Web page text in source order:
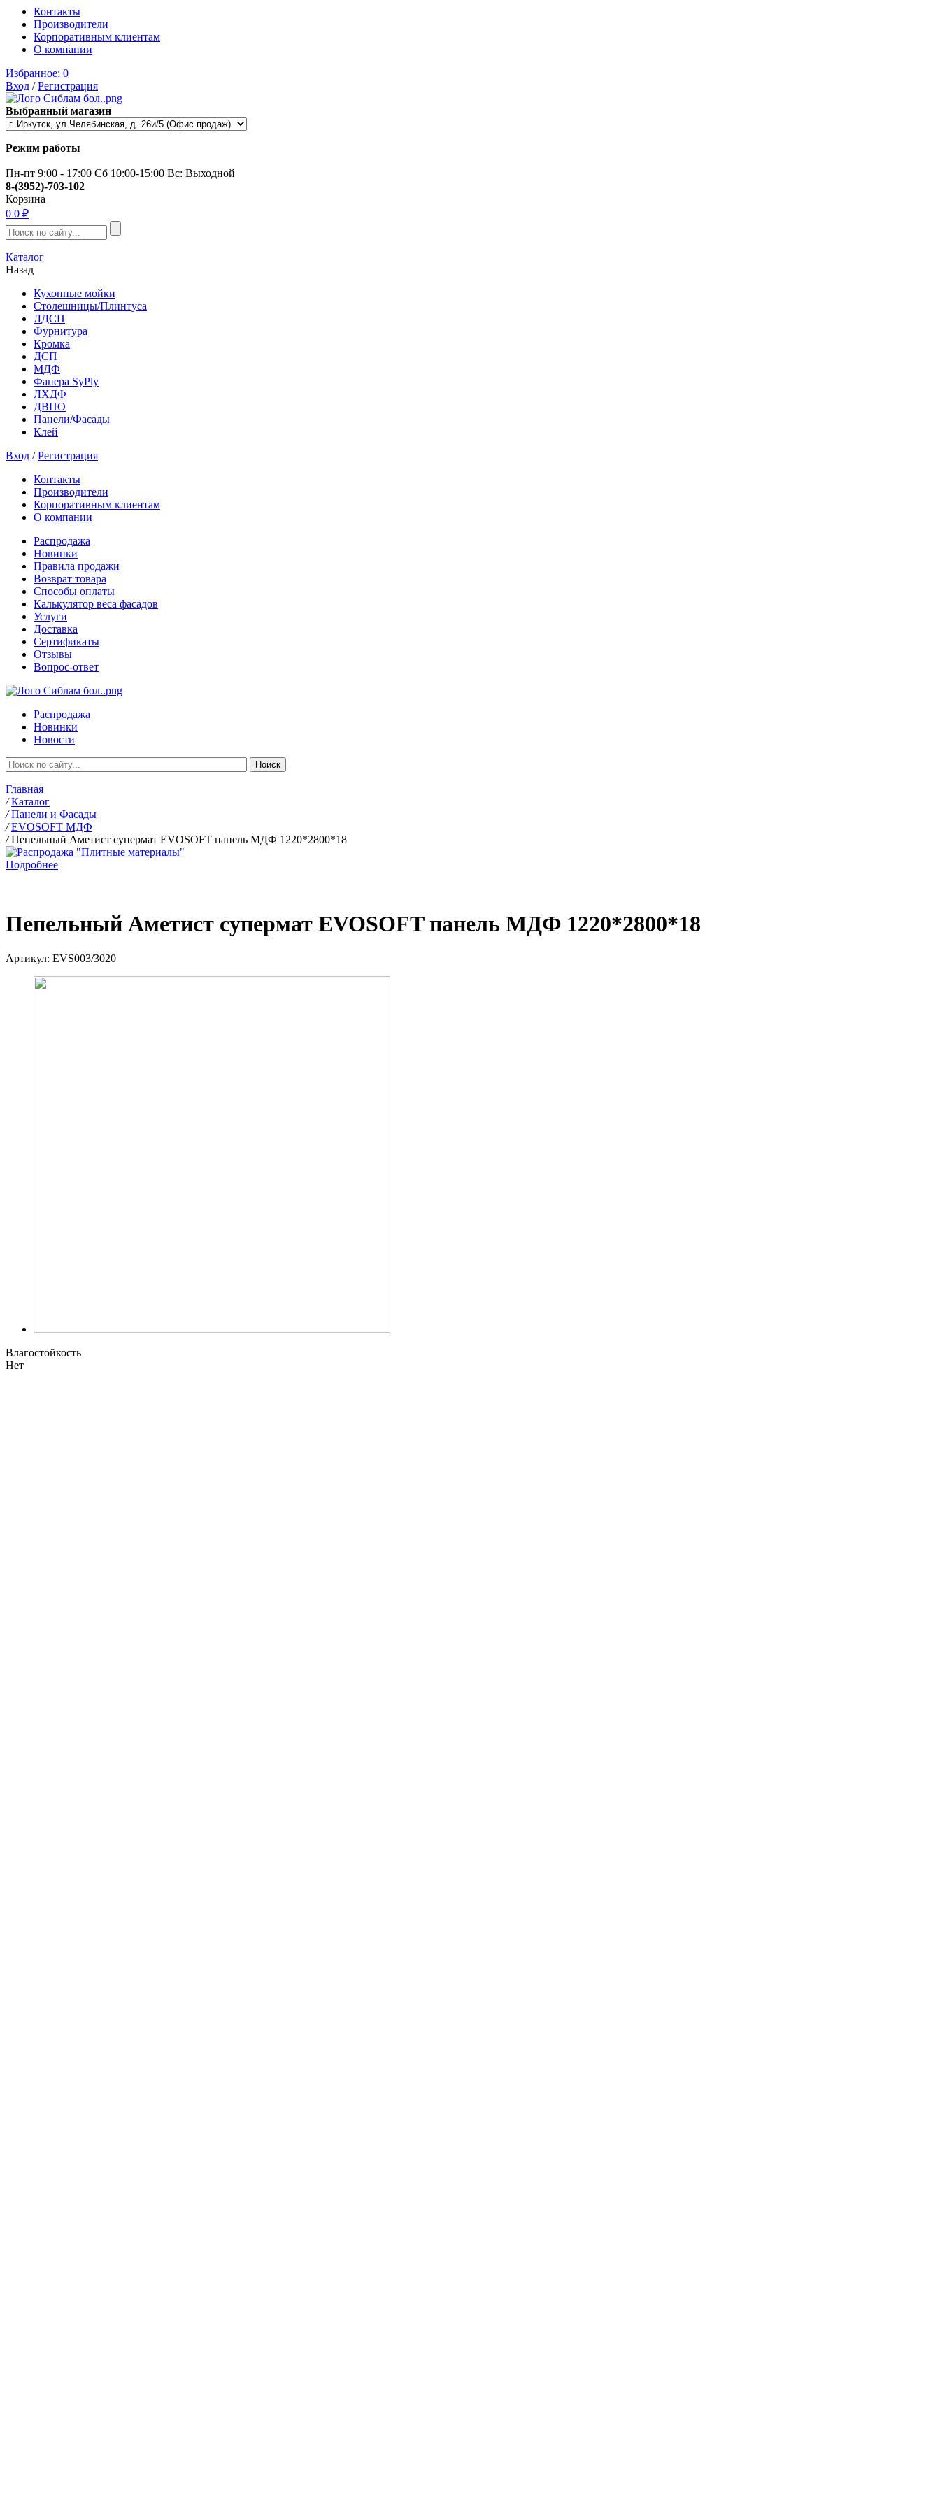
Контакты
Производители
Корпоративным клиентам
О компании
Избранное: 0
Вход /Регистрация
Выбранный магазин
Режим работы
Пн-пт 9:00 - 17:00 Сб 10:00-15:00 Вс: Выходной
8-(3952)-703-102
Корзина
0 0 ₽
Каталог
Назад
Кухонные мойки
Столешницы/Плинтуса
ЛДСП
Фурнитура
Кромка
ДСП
МДФ
Фанера SyPly
ЛХДФ
ДВПО
Панели/Фасады
Клей
Вход /Регистрация
Контакты
Производители
Корпоративным клиентам
О компании
Распродажа
Новинки
Правила продажи
Возврат товара
Способы оплаты
Калькулятор веса фасадов
Услуги
Доставка
Сертификаты
Отзывы
Вопрос-ответ
Распродажа
Новинки
Новости
Главная
/ Каталог
/ Панели и Фасады
/ EVOSOFT МДФ
/ Пепельный Аметист супермат EVOSOFT панель МДФ 1220*2800*18
Подробнее
Пепельный Аметист супермат EVOSOFT панель МДФ 1220*2800*18
Артикул: EVS003/3020
Влагостойкость
Нет